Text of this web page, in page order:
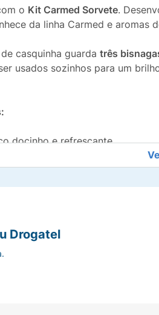
o Kit Carmed Sorvete.
da linha Carmed e aromas
casquinha guarda três
usados sozinhos para um
docinho e refrescante.
toque cítrico e vibrante.
macios e protegidos contra o
Drogatel